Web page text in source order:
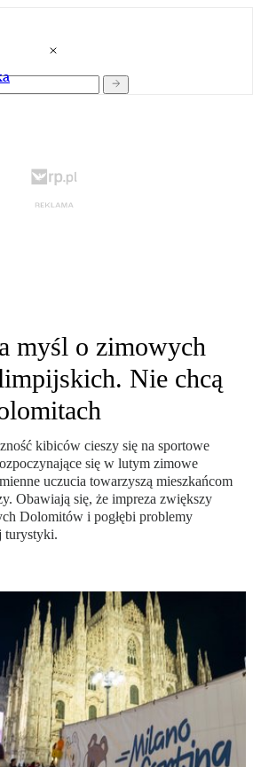
myśl o zimowych
Nie chcą
kibiców cieszy się na sportowe
się w lutym zimowe
uczucia towarzyszą mieszkańcom
Obawiają się, że impreza zwiększy
Dolomitów i pogłębi problemy
turystyki.